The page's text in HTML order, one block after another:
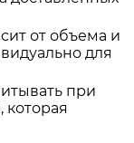
от объема и
для
при
которая